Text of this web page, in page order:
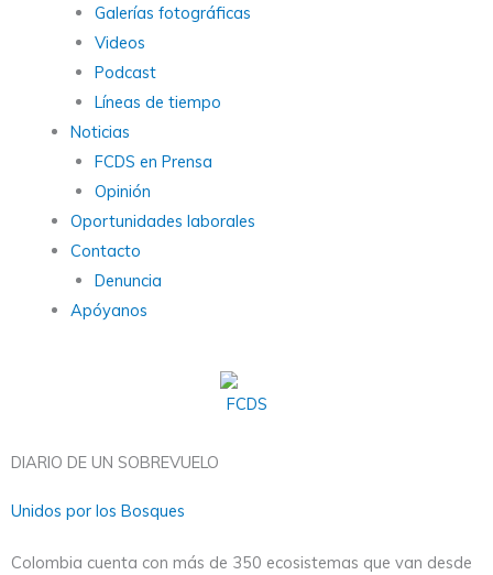
Galerías fotográficas
Videos
Podcast
Líneas de tiempo
Noticias
FCDS en Prensa
Opinión
Oportunidades laborales
Contacto
Denuncia
Apóyanos
DIARIO DE UN SOBREVUELO
Unidos por los Bosques
Colombia cuenta con más de 350 ecosistemas que van desde